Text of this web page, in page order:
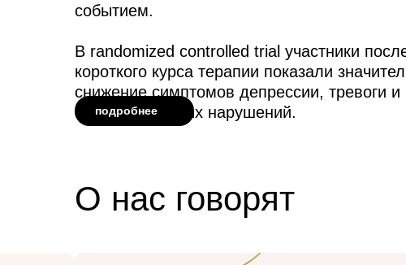
событием.
В randomized controlled trial участники
короткого курса терапии показали
снижение симптомов депрессии, тревоги и
функциональных нарушений.
подробнее
О нас говорят